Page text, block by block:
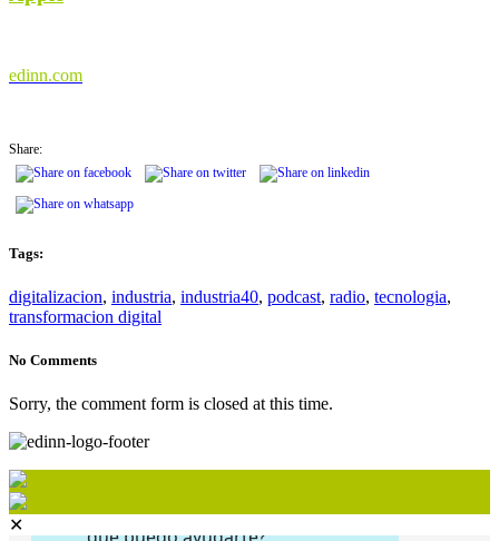
edinn.com
Share:
Tags:
digitalizacion, industria, industria40, podcast, radio, tecnologia,
transformacion digital
No Comments
Sorry, the comment form is closed at this time.
✕